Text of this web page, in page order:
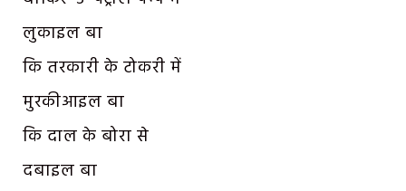
लुकाइल बा
कि तरकारी के टोकरी में
मुरकीआइल बा
कि दाल के बोरा से
दबाइल बा